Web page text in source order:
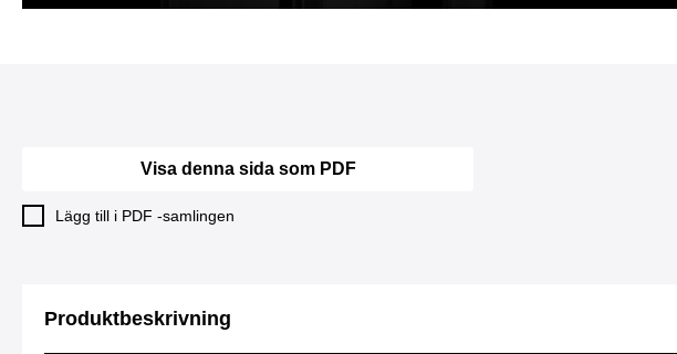
Visa denna sida som PDF
Lägg till i PDF -samlingen
Produktbeskrivning